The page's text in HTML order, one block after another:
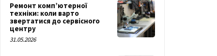
Ремонт комп’ютерної
техніки: коли варто
звертатися до сервісного
центру
31.05.2026